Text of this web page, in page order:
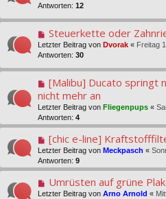
Antworten: 12
Steuerkette oder
Letzter Beitrag von Dvorak « Freitag
Antworten: 30
[Malibu] Ducato springt
nicht mehr an
Letzter Beitrag von Fliegenpups «
Antworten: 4
[chic e-line]
Letzter Beitrag von Meckpasch «
Antworten: 9
Umrüsten auf grüne
Letzter Beitrag von Arno Arnold «